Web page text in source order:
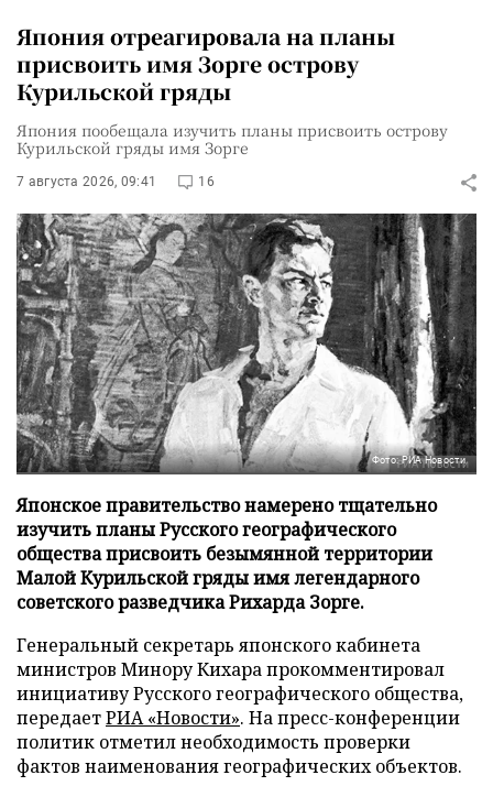
Япония отреагировала на планы
присвоить имя Зорге острову
Курильской гряды
Япония пообещала изучить планы присвоить острову
Курильской гряды имя Зорге
7 августа 2026, 09:41 16
Фото: РИА Новости
Японское правительство намерено тщательно
изучить планы Русского географического
общества присвоить безымянной территории
Малой Курильской гряды имя легендарного
советского разведчика Рихарда Зорге.
Генеральный секретарь японского кабинета
министров Минору Кихара прокомментировал
инициативу Русского географического общества,
передаетРИА «Новости». На пресс-конференции
политик отметил необходимость проверки
фактов наименования географических объектов.